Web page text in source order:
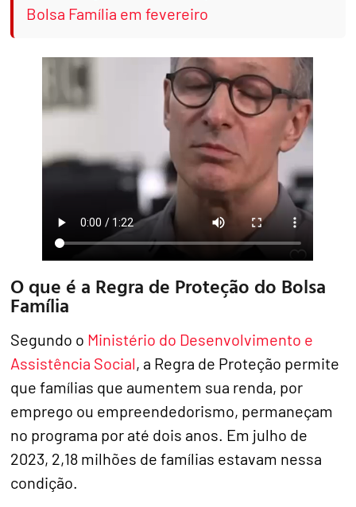
Bolsa Família em fevereiro
O que é a Regra de Proteção do Bolsa
Família
Segundo o Ministério do Desenvolvimento e
Assistência Social, a Regra de Proteção permite
que famílias que aumentem sua renda, por
emprego ou empreendedorismo, permaneçam
no programa por até dois anos. Em julho de
2023, 2,18 milhões de famílias estavam nessa
condição.